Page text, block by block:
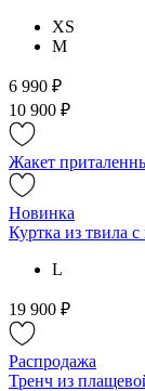
XS
M
6 990 ₽
10 900 ₽
Жакет
Новинка
Куртка из твила
L
19 900 ₽
Распродажа
Тренч из